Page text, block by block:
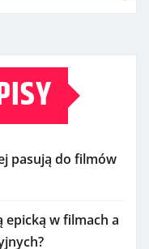
pasują do filmów
epicką w filmach a